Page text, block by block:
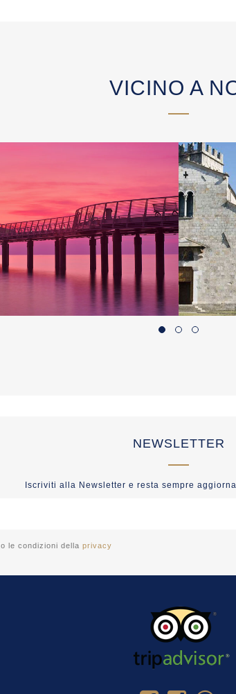
VICINO A
NEWSLETTER
Iscriviti alla Newsletter e resta sempre
le condizioni dellaprivacy